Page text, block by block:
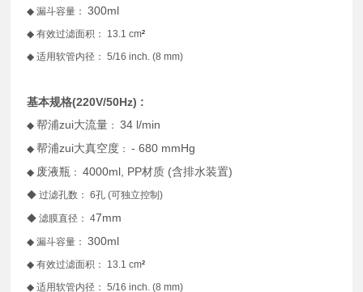
◆ 漏斗容量：300ml
◆ 有效过滤面积： 13.1 cm²
◆ 适用软管内径： 5/16 inch. (8 mm)
基本规格(220V/50Hz) :
◆帮浦zui大流量 ：34 l/min
◆帮浦zui大真空度 ：- 680 mmHg
◆ 废液瓶 ：4000ml, PP材质 (含排水装置)
◆ 过滤孔数： 6孔 (可独立控制)
◆ 滤膜直径： 47mm
◆ 漏斗容量：300ml
◆ 有效过滤面积： 13.1 cm²
◆ 适用软管内径： 5/16 inch. (8 mm)